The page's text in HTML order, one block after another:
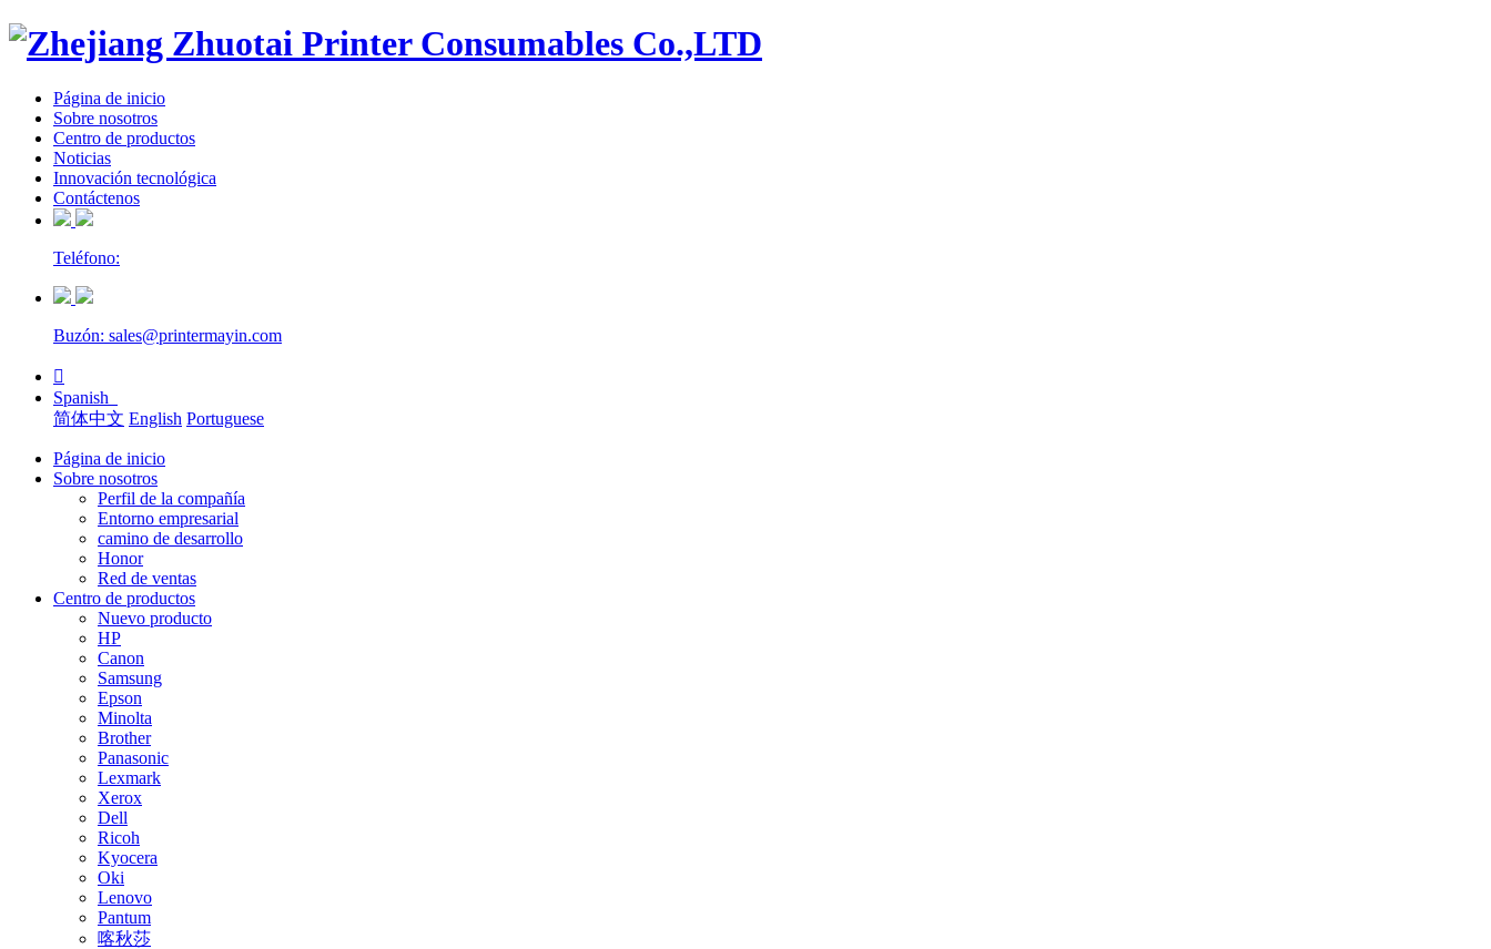
Página de inicio
Sobre nosotros
Centro de productos
Noticias
Innovación tecnológica
Contáctenos
Teléfono:
Buzón: sales@printermayin.com

Spanish
简体中文 English Portuguese
Página de inicio
Sobre nosotros
Perfil de la compañía
Entorno empresarial
camino de desarrollo
Honor
Red de ventas
Centro de productos
Nuevo producto
HP
Canon
Samsung
Epson
Minolta
Brother
Panasonic
Lexmark
Xerox
Dell
Ricoh
Kyocera
Oki
Lenovo
Pantum
喀秋莎